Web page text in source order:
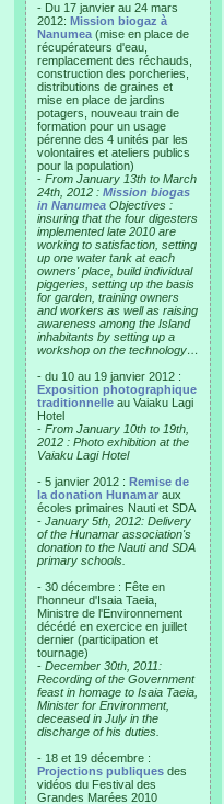
- Du 17 janvier au 24 mars
2012: Mission biogaz à
Nanumea (mise en place de
récupérateurs d'eau,
remplacement des réchauds,
construction des porcheries,
distributions de graines et
mise en place de jardins
potagers, nouveau train de
formation pour un usage
pérenne des 4 unités par les
volontaires et ateliers publics
pour la population)
- From January 13th to March
24th, 2012 : Mission biogas
in Nanumea Objectives :
insuring that the four digesters
implemented late 2010 are
working to satisfaction, setting
up one water tank at each
owners' place, build individual
piggeries, setting up the basis
for garden, training owners
and workers as well as raising
awareness among the Island
inhabitants by setting up a
workshop on the technology…
- du 10 au 19 janvier 2012 :
Exposition photographique
traditionnelle au Vaiaku Lagi
Hotel
- From January 10th to 19th,
2012 : Photo exhibition at the
Vaiaku Lagi Hotel
- 5 janvier 2012 : Remise de
la donation Hunamar aux
écoles primaires Nauti et SDA
- January 5th, 2012: Delivery
of the Hunamar association's
donation to the Nauti and SDA
primary schools.
- 30 décembre : Fête en
l'honneur d'Isaia Taeia,
Ministre de l'Environnement
décédé en exercice en juillet
dernier (participation et
tournage)
- December 30th, 2011:
Recording of the Government
feast in homage to Isaia Taeia,
Minister for Environment,
deceased in July in the
discharge of his duties.
- 18 et 19 décembre :
Projections publiques des
vidéos du Festival des
Grandes Marées 2010